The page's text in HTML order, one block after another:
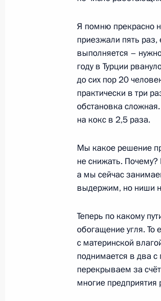
Встреча с
Леонидом
31 октября 2014 года,
Встреча с
Кирсаном
30 октября 2014 года,
Рабочая встреча
Тулеевым
30 октября 2014 года,
Я помню прекрасно
приезжали пять
выполняется –
году в Турции
до сих пор 20
практически в три
обстановка
на кокс в 2,5 раза.
Мы какое решение
не снижать.
а мы сейчас
выдержим, но ниши
Теперь по какому
обогащение угля. То
с материнской
поднимается в два
перекрываем за
многие